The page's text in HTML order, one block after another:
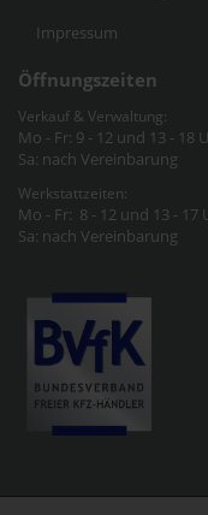
Impressum
Öffnungszeiten
Verkauf & Verwaltung:
Mo - Fr: 9 - 12 und 13 - 18
Sa: nach Vereinbarung
Werkstattzeiten:
Mo - Fr: 8 - 12 und 13 - 17
Sa: nach Vereinbarung